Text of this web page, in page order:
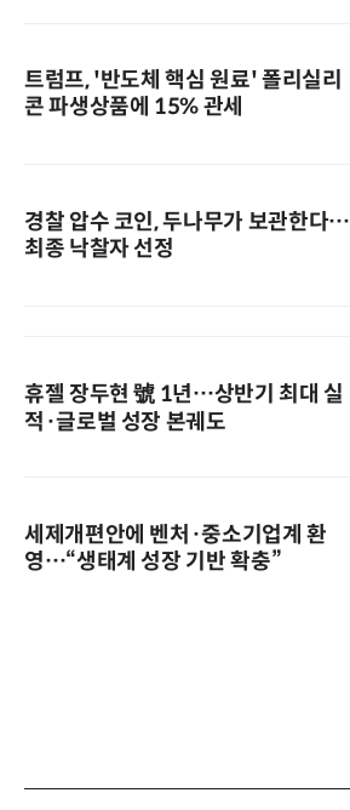
트럼프, '반도체 핵심 원료' 폴리실리
콘 파생상품에 15% 관세
경찰 압수 코인, 두나무가 보관한다…
최종 낙찰자 선정
휴젤 장두현 號 1년…상반기 최대 실
적·글로벌 성장 본궤도
세제개편안에 벤처·중소기업계 환
영…“생태계 성장 기반 확충”